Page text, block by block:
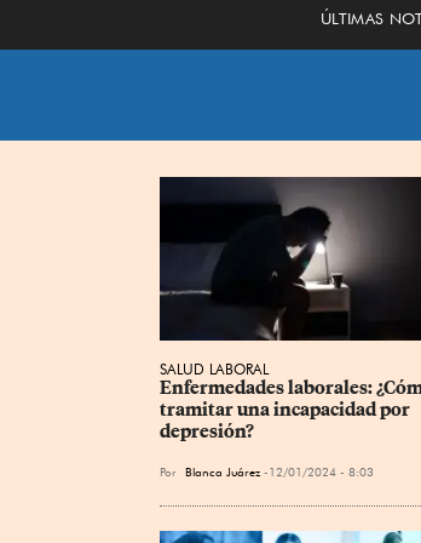
ÚLTIMAS
SALUD LABORAL
Enfermedades laborales:
tramitar una incapacidad por
depresión?
Por Blanca Juárez 12/01/2024 - 8:03